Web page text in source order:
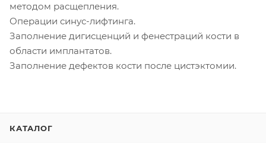
методом расщепления.
Операции синус-лифтинга.
Заполнение дигисценций и фенестраций кости в
области имплантатов.
Заполнение дефектов кости после цистэктомии.
КАТАЛОГ